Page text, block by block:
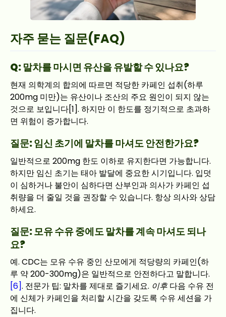
자주 묻는 질문(FAQ)
Q: 말차를 마시면 유산을 유발할 수 있나요?
현재 의학계의 합의에 따르면 적당한 카페인 섭취(하루
200mg 미만)는 유산이나 조산의 주요 원인이 되지 않는
것으로 보입니다[1]. 하지만 이 한도를 정기적으로 초과하
면 위험이 증가합니다.
질문: 임신 초기에 말차를 마셔도 안전한가요?
일반적으로 200mg 한도 이하로 유지한다면 가능합니다.
하지만 임신 초기는 태아 발달에 중요한 시기입니다. 입덧
이 심하거나 불안이 심하다면 산부인과 의사가 카페인 섭
취량을 더 줄일 것을 권장할 수 있습니다. 항상 의사와 상담
하세요.
질문: 모유 수유 중에도 말차를 계속 마셔도 되나
요?
예. CDC는 모유 수유 중인 산모에게 적당량의 카페인(하
루 약 200-300mg)은 일반적으로 안전하다고 말합니다.
[6]. 전문가 팁: 말차를 제대로 즐기세요. 이후다음 수유 전
에 신체가 카페인을 처리할 시간을 갖도록 수유 세션을 가
집니다.